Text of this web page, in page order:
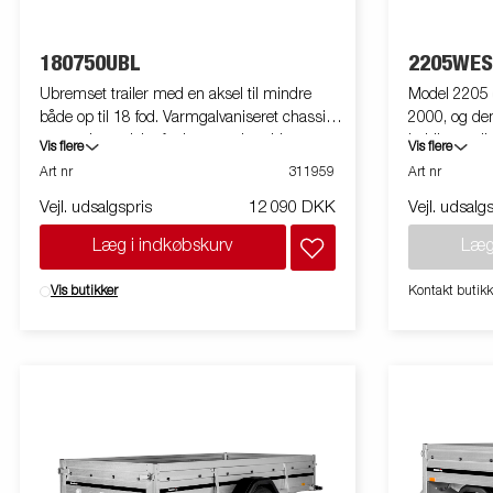
180750UBL
Ubremset trailer med en aksel til mindre
både op til 18 fod. Varmgalvaniseret chassis
og vandtætte lejer for længere levetid og
maksimal beskyttelse mod rust. Kablerne
sikrer let og hurtig søsætning af din båd, og
under sejlturen. Traileren på billedet kan være
Vis flere
Art nr
311959
Vejl. udsalgspris 12 090 DKK
Læg i indkøbskurv
Vis butikker
Model
2000, og
holdbar
Trailerens
hvilket giver
af lasten.
Traileren
Vis flere
Art nr
Vejl.
Kontakt